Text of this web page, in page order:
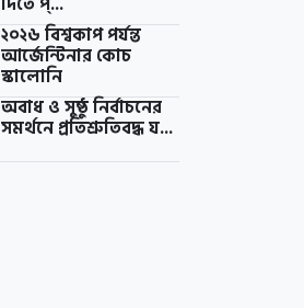
২০২৬ বিশ্বকাপ পর্যন্ত
আর্জেন্টিনার কোচ
স্কালোনি
অবাধ ও সুষ্ঠু নির্বাচনের
সমর্থনে প্রতিশ্রুতিবদ্ধ য...